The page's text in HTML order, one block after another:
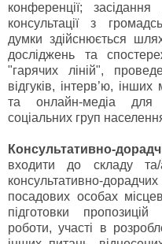
конференції;
консультації з
думки здійснюється
досліджень та
"гарячих ліній",
відгуків, інтерв’ю,
та онлайн-медіа для
соціальних груп
Консультативно-
входити до складу
консультативно-
посадових особах
підготовки
роботи, участі в